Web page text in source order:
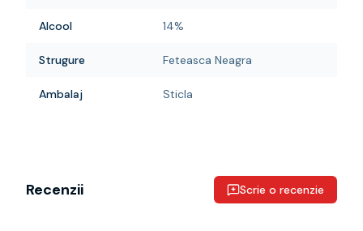
Alcool 14%
Strugure Feteasca Neagra
Ambalaj Sticla
Recenzii Scrie o recenzie